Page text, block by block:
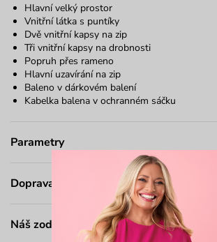
Hlavní velký prostor
Vnitřní látka s puntíky
Dvě vnitřní kapsy na zip
Tři vnitřní kapsy na drobnosti
Popruh přes rameno
Hlavní uzavírání na zip
Baleno v dárkovém balení
Kabelka balena v ochranném sáčku
Parametry
Doprava a platba
Náš zodpovědný přístup